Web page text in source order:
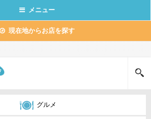
メニュー
現在地からお店を探す
グルメ